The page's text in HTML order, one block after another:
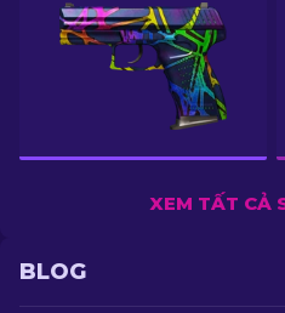
XEM TẤT CẢ
BLOG